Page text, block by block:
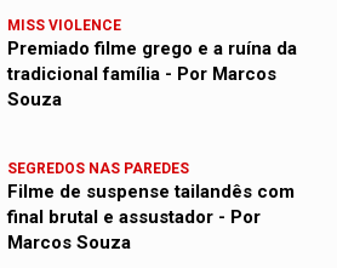
MISS VIOLENCE
Premiado filme grego e a ruína da
tradicional família - Por Marcos
Souza
SEGREDOS NAS PAREDES
Filme de suspense tailandês com
final brutal e assustador - Por
Marcos Souza